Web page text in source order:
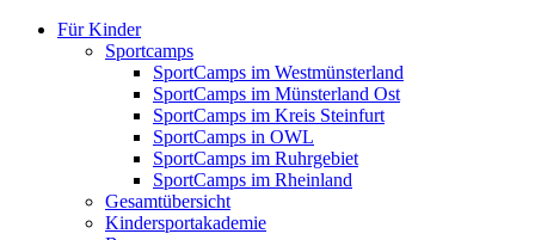
Für Kinder
Sportcamps
SportCamps im Westmünsterland
SportCamps im Münsterland Ost
SportCamps im Kreis Steinfurt
SportCamps in OWL
SportCamps im Ruhrgebiet
SportCamps im Rheinland
Gesamtübersicht
Kindersportakademie